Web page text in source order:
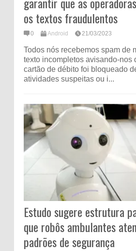
os textos fraudulentos
0 Android 21/03/2023
Todos nós recebemos spam de
texto incompletos avisando-nos
cartão de débito foi bloqueado
atividades suspeitas ou i...
Estudo sugere estrutura
que robôs ambulantes
padrões de segurança